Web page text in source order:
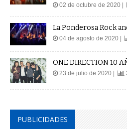
02 de octubre de 2020 |
La Ponderosa Rock
04 de agosto de 2020 |
ONE DIRECTION 10
23 de julio de 2020 |
PUBLICIDADES